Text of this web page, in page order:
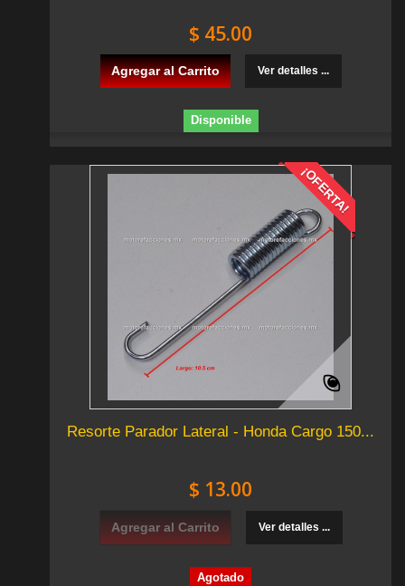
$ 45.00
Agregar al Carrito Ver detalles ...
Disponible
¡OFERTA!
Resorte Parador Lateral - Honda Cargo 150...
$ 13.00
Agregar al Carrito Ver detalles ...
Agotado